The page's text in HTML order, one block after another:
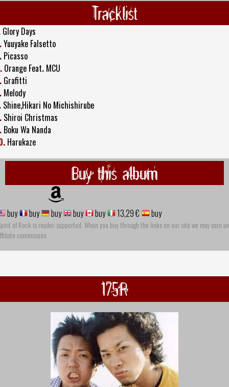
Tracklist
Glory Days
Yuuyake Falsetto
Picasso
Orange Feat. MCU
Grafitti
Melody
Shine,Hikari No Michishirube
Shiroi Christmas
Boku Wa Nanda
Harukaze
Buy this album
buy buy buy buy buy 13,29 € buy
of Rock is reader-supported. When you buy through the links on our site we may earn an
commission
175R